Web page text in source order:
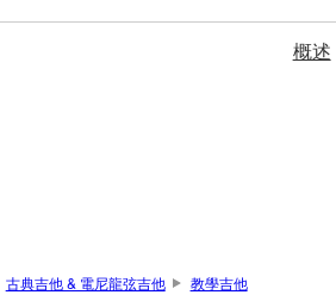
概述
古典吉他 & 電尼龍弦吉他 教學吉他